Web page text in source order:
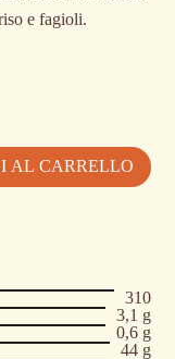
e fagioli.
AL CARRELLO
310
3,1 g
0,6 g
44 g